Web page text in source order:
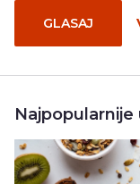
GLASAJ
Najpopularnije